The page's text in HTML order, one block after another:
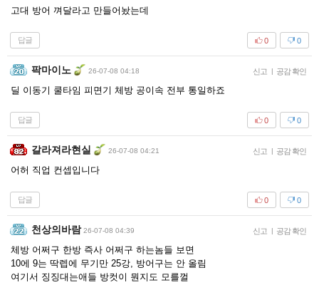
고대 방어 껴달라고 만들어놨는데
답글 0
0
팍마이노 26-07-08 04:18 신고 | 공감 확인
딜 이동기 쿨타임 피면기 체방 공이속 전부 통일하죠
답글 0
0
갈라져라현실 26-07-08 04:21 신고 | 공감 확인
어허 직업 컨셉입니다
답글 0
0
천상의바람 26-07-08 04:39 신고 | 공감 확인
체방 어쩌구 한방 즉사 어쩌구 하는놈들 보면
10에 9는 딱렙에 무기만 25강, 방어구는 안 올림
여기서 징징대는애들 방컷이 뭔지도 모를껄